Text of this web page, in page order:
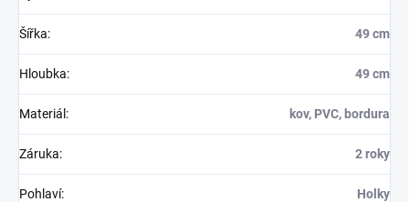
Šířka: 49 cm
Hloubka: 49 cm
Materiál : kov, PVC, bordura
Záruka: 2 roky
Pohlaví: Holky